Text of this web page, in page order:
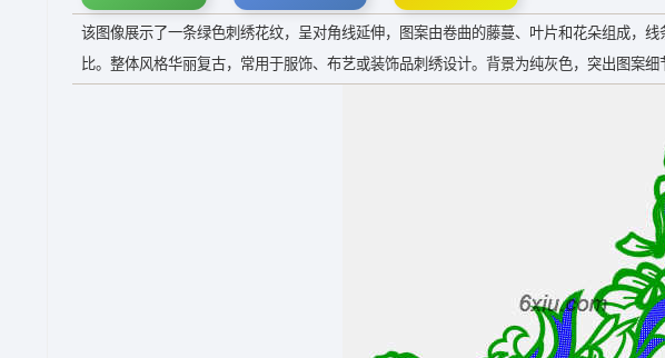
该图像展示了一条绿色刺绣花纹，呈对角线延伸，图案由卷曲的藤蔓、叶片和花朵组成，
比。整体风格华丽复古，常用于服饰、布艺或装饰品刺绣设计。背景为纯灰色，突出图案细